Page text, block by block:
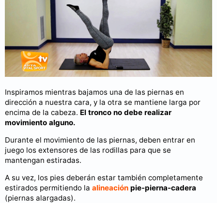
Inspiramos mientras bajamos una de las piernas en
dirección a nuestra cara, y la otra se mantiene larga por
encima de la cabeza. El tronco no debe realizar
movimiento alguno.
Durante el movimiento de las piernas, deben entrar en
juego los extensores de las rodillas para que se
mantengan estiradas.
A su vez, los pies deberán estar también completamente
estirados permitiendo la alineación pie-pierna-cadera
(piernas alargadas).